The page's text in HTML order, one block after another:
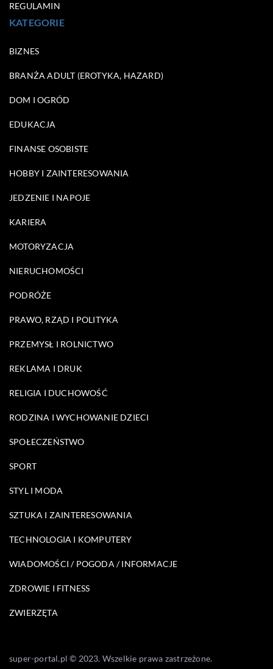
REGULAMIN
KATEGORIE
BIZNES
BRANŻA ADULT (EROTYKA, HAZARD)
DOM I OGRÓD
EDUKACJA
FINANSE OSOBISTE
HOBBY I ZAINTERESOWANIA
JEDZENIE I NAPOJE
KARIERA
MOTORYZACJA
NIERUCHOMOŚCI
PODRÓŻE
PRAWO, RZĄD I POLITYKA
PRZEMYSŁ I ROLNICTWO
REKLAMA I DRUK
RELIGIA I DUCHOWOŚĆ
RODZINA I WYCHOWANIE DZIECI
SPOŁECZEŃSTWO
SPORT
STYL I MODA
SZTUKA I ZAINTERESOWANIA
TECHNOLOGIA I KOMPUTERY
WIADOMOŚCI / POGODA / INFORMACJE
ZDROWIE I FITNESS
ZWIERZĘTA
super-portal.pl © 2023. Wszelkie prawa zastrzeżone.